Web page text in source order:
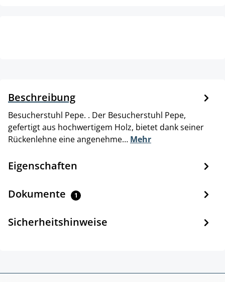
Beschreibung
Besucherstuhl Pepe. . Der Besucherstuhl Pepe,
gefertigt aus hochwertigem Holz, bietet dank seiner
Rückenlehne eine angenehme… Mehr
Eigenschaften
Dokumente 1
Sicherheitshinweise